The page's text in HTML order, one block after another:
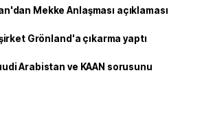
Mekke Anlaşması açıklaması
Grönland'a çıkarma yaptı
Arabistan ve KAAN sorusunu